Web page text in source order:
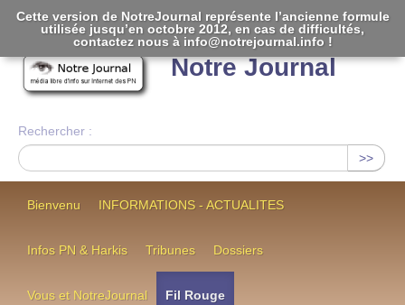
Notre Journal
Rechercher :
>>
Bienvenu INFORMATIONS - ACTUALITES
Infos PN & Harkis Tribunes Dossiers
Vous et NotreJournal Fil Rouge
Cette version de NotreJournal représente l’ancienne formule
utilisée jusqu’en octobre 2012, en cas de difficultés,
contactez nous à info@notrejournal.info !